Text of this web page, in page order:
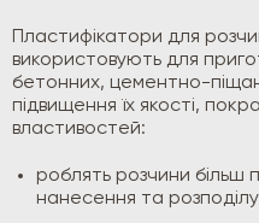
Пластифікатори для
використовують для
бетонних, цементно-
підвищення їх якості,
властивостей:
роблять розчини більш
нанесення та